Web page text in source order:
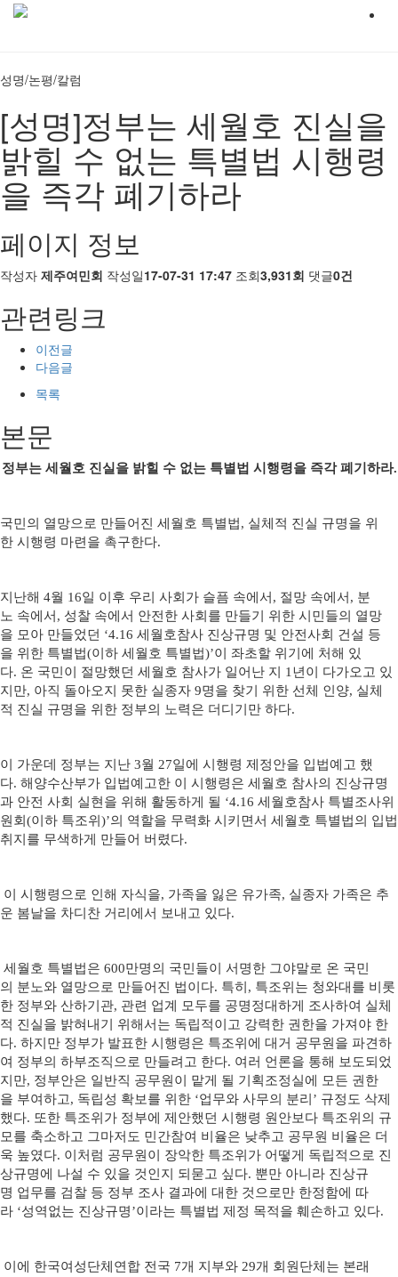
성명/논평/칼럼
[성명]정부는 세월호 진실을
밝힐 수 없는 특별법 시행령
을 즉각 폐기하라
페이지 정보
작성자 제주여민회 작성일17-07-31 17:47 조회3,931회 댓글0건
관련링크
이전글
다음글
목록
본문
정부는 세월호 진실을 밝힐 수 없는 특별법 시행령을 즉각 폐기하라.
국민의 열망으로 만들어진 세월호 특별법, 실체적 진실 규명을 위
한 시행령 마련을 촉구한다.
지난해 4월 16일 이후 우리 사회가 슬픔 속에서, 절망 속에서, 분
노 속에서, 성찰 속에서 안전한 사회를 만들기 위한 시민들의 열망
을 모아 만들었던 ‘4.16 세월호참사 진상규명 및 안전사회 건설 등
을 위한 특별법(이하 세월호 특별법)’이 좌초할 위기에 처해 있
다. 온 국민이 절망했던 세월호 참사가 일어난 지 1년이 다가오고 있
지만, 아직 돌아오지 못한 실종자 9명을 찾기 위한 선체 인양, 실체
적 진실 규명을 위한 정부의 노력은 더디기만 하다.
이 가운데 정부는 지난 3월 27일에 시행령 제정안을 입법예고 했
다. 해양수산부가 입법예고한 이 시행령은 세월호 참사의 진상규명
과 안전 사회 실현을 위해 활동하게 될 ‘4.16 세월호참사 특별조사위
원회(이하 특조위)’의 역할을 무력화 시키면서 세월호 특별법의 입법
취지를 무색하게 만들어 버렸다.
이 시행령으로 인해 자식을, 가족을 잃은 유가족, 실종자 가족은 추
운 봄날을 차디찬 거리에서 보내고 있다.
세월호 특별법은 600만명의 국민들이 서명한 그야말로 온 국민
의 분노와 열망으로 만들어진 법이다. 특히, 특조위는 청와대를 비롯
한 정부와 산하기관, 관련 업계 모두를 공명정대하게 조사하여 실체
적 진실을 밝혀내기 위해서는 독립적이고 강력한 권한을 가져야 한
다. 하지만 정부가 발표한 시행령은 특조위에 대거 공무원을 파견하
여 정부의 하부조직으로 만들려고 한다. 여러 언론을 통해 보도되었
지만, 정부안은 일반직 공무원이 맡게 될 기획조정실에 모든 권한
을 부여하고, 독립성 확보를 위한 ‘업무와 사무의 분리’ 규정도 삭제
했다. 또한 특조위가 정부에 제안했던 시행령 원안보다 특조위의 규
모를 축소하고 그마저도 민간참여 비율은 낮추고 공무원 비율은 더
욱 높였다. 이처럼 공무원이 장악한 특조위가 어떻게 독립적으로 진
상규명에 나설 수 있을 것인지 되묻고 싶다. 뿐만 아니라 진상규
명 업무를 검찰 등 정부 조사 결과에 대한 것으로만 한정함에 따
라 ‘성역없는 진상규명’이라는 특별법 제정 목적을 훼손하고 있다.
이에 한국여성단체연합 전국 7개 지부와 29개 회원단체는 본래